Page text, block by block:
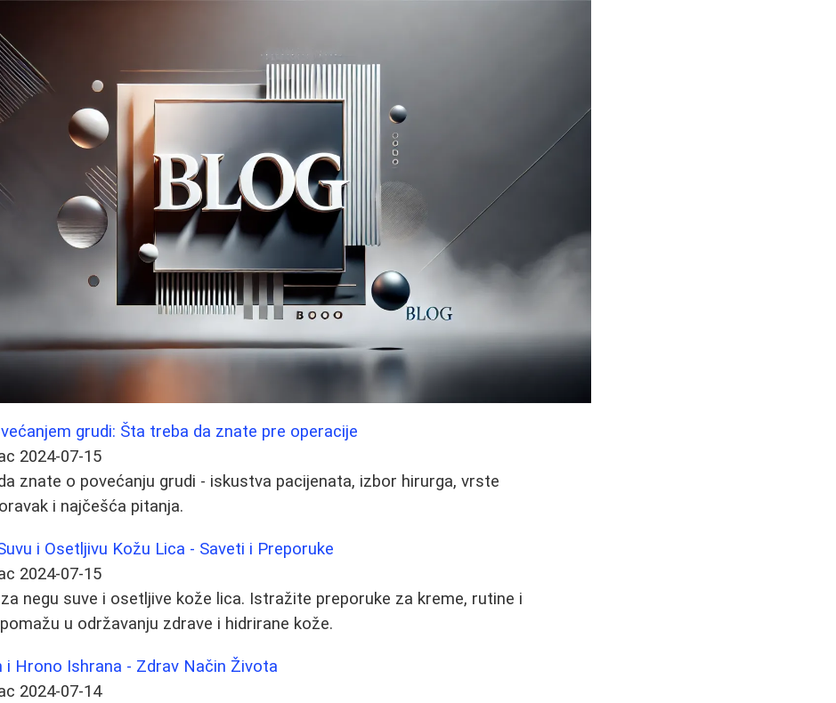
grudi: Šta treba da znate pre operacije
2024-07-15
znate o povećanju grudi - iskustva pacijenata, izbor hirurga, vrste
i najčešća pitanja.
i Osetljivu Kožu Lica - Saveti i Preporuke
2024-07-15
negu suve i osetljive kože lica. Istražite preporuke za kreme, rutine i
u održavanju zdrave i hidrirane kože.
i Hrono Ishrana - Zdrav Način Života
2024-07-14